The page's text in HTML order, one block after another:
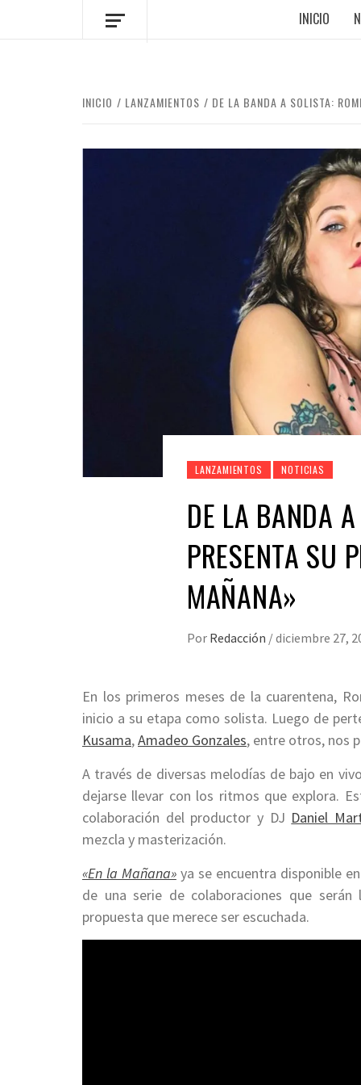
INICIO
INICIO LANZAMIENTOS DE LA BANDA A SOLISTA:
LANZAMIENTOS NOTICIAS
DE LA BANDA
PRESENTA SU
MAÑANA»
Por Redacción /diciembre 27,
En los primeros meses de la cuarentena,
inicio a su etapa como solista. Luego de
Kusama,Amadeo Gonzales, entre otros, nos
A través de diversas melodías de bajo en
dejarse llevar con los ritmos que explora.
colaboración del productor y DJ Daniel
mezcla y masterización.
«En la Mañana» ya se encuentra disponible
de una serie de colaboraciones que
propuesta que merece ser escuchada.